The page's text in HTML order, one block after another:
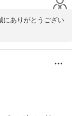
にありがとうござい
え、大変嬉しく思い
ょうか。
回は電動キックボ
すが、当館に常備